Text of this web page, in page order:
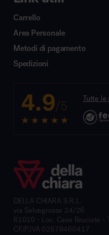
Carrello
Area Personale
Metodi di pagamento
Spedizioni
4.9/5 Tutte le
DELLA CHIARA S.R.L.
via Selvagrossa 24/26
61010 - Loc. Case Bruciate -
CF/P.IVA 02678460417